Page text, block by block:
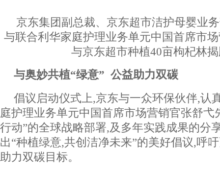
京东集团副总裁、京东超市洁护母婴业
与联合利华家庭护理业务单元中国首席市
与京东超市种植40亩枸杞林
与奥妙共植“绿意” 公益助力双碳
倡议启动仪式上,京东与一众环保伙伴,认
庭护理业务单元中国首席市场营销官张舒弋
行动”的全球战略部署,及多年实践成果的分
出“种植绿意,共创洁净未来”的美好倡议,呼
助力双碳目标。